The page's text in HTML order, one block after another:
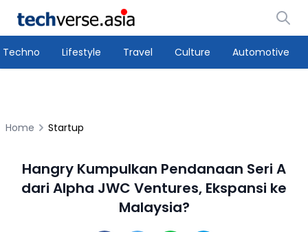
Techno Lifestyle Travel Culture Automotive
Home Startup
Hangry Kumpulkan Pendanaan Seri A
dari Alpha JWC Ventures, Ekspansi ke
Malaysia?